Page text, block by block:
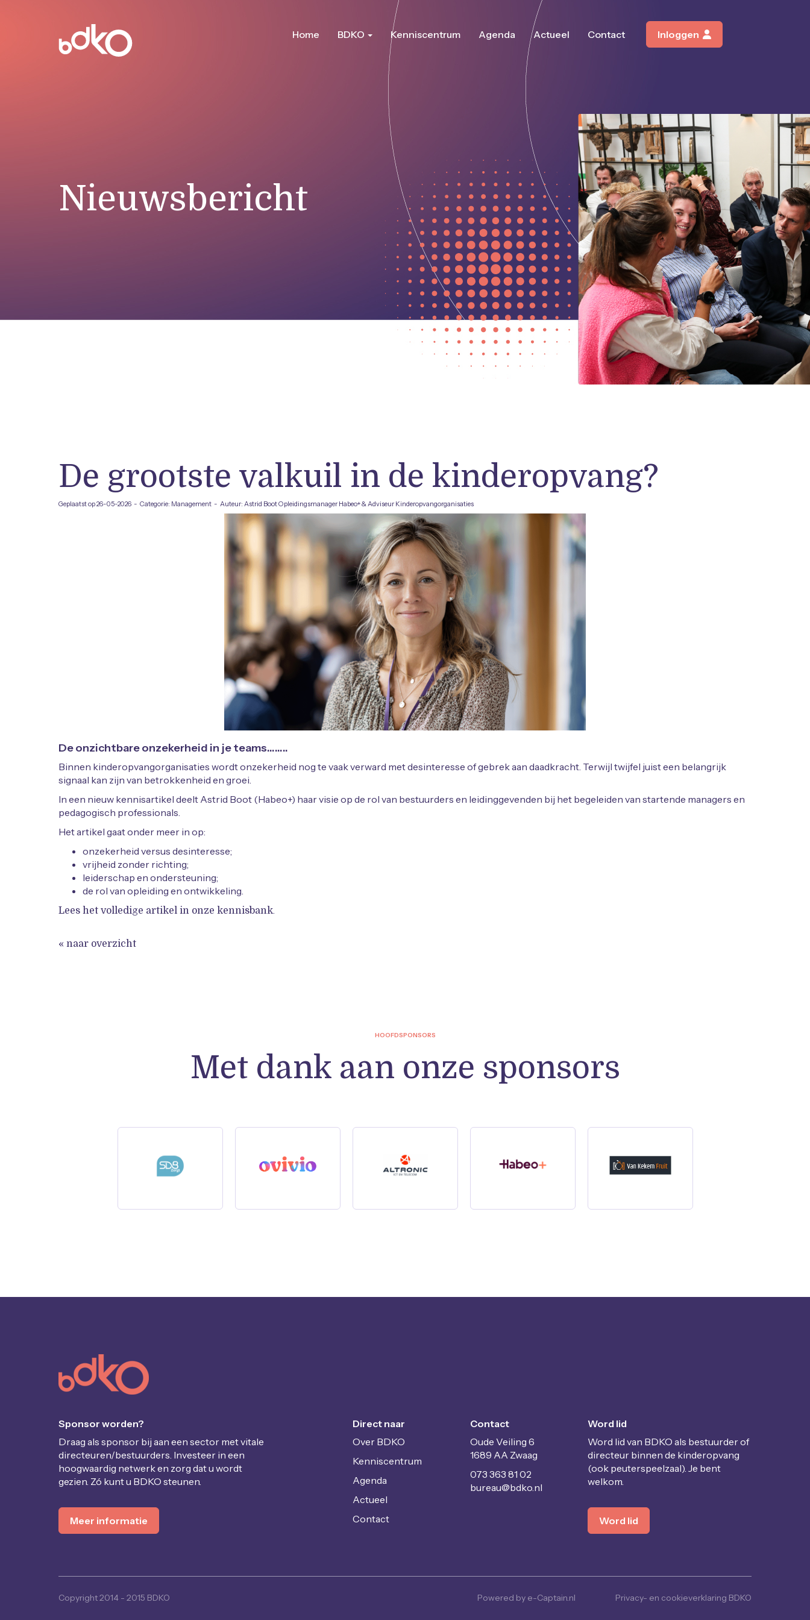
Home BDKO Kenniscentrum Agenda Actueel Contact Inloggen
Nieuwsbericht
De grootste valkuil in de kinderopvang?
Geplaatst op 26-05-2026 - Categorie: Management - Auteur: Astrid Boot Opleidingsmanager Habeo+ & Adviseur Kinderopvangorganisaties
De onzichtbare onzekerheid in je teams……..
Binnen kinderopvangorganisaties wordt onzekerheid nog te vaak verward met desinteresse of gebrek aan daadkracht. Terwijl twijfel juist een belangrijk
signaal kan zijn van betrokkenheid en groei.
In een nieuw kennisartikel deelt Astrid Boot (Habeo+) haar visie op de rol van bestuurders en leidinggevenden bij het begeleiden van startende managers en
pedagogisch professionals.
Het artikel gaat onder meer in op:
onzekerheid versus desinteresse;
vrijheid zonder richting;
leiderschap en ondersteuning;
de rol van opleiding en ontwikkeling.
Lees het volledige artikel in onze kennisbank.
« naar overzicht
HOOFDSPONSORS
Met dank aan onze sponsors
Sponsor worden?
Draag als sponsor bij aan een sector met vitale
directeuren/bestuurders. Investeer in een
hoogwaardig netwerk en zorg dat u wordt
gezien. Zó kunt u BDKO steunen.
Meer informatie
Direct naar
Over BDKO
Kenniscentrum
Agenda
Actueel
Contact
Contact
Oude Veiling 6
1689 AA Zwaag
073 363 81 02
uaerub@bdko.nl
Word lid
Word lid van BDKO als bestuurder of
directeur binnen de kinderopvang
(ook peuterspeelzaal). Je bent
welkom.
Word lid
Copyright 2014 - 2015 BDKO Powered by e-Captain.nl Privacy- en cookieverklaring BDKO